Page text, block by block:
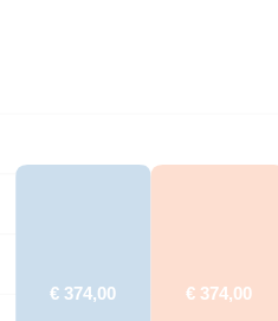
€ 374,00 € 374,00